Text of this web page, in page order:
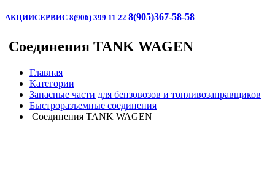
АКЦИИСЕРВИС 8(906) 399 11 22 8(905)367-58-58
Соединения TANK WAGEN
Главная
Категории
Запасные части для бензовозов и топливозаправщиков
Быстроразъемные соединения
Соединения TANK WAGEN